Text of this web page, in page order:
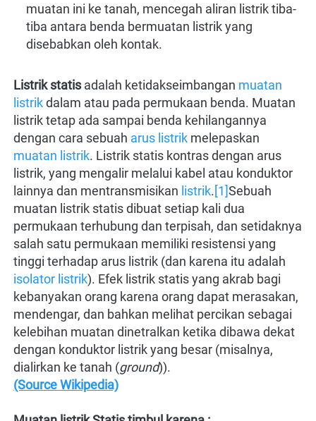
muatan ini ke tanah, mencegah aliran listrik tiba-
tiba antara benda bermuatan listrik yang
disebabkan oleh kontak.
Listrik statis adalah ketidakseimbangan muatan
listrikdalam atau pada permukaan benda. Muatan
listrik tetap ada sampai benda kehilangannya
dengan cara sebuah arus listrik melepaskan
muatan listrik. Listrik statis kontras dengan arus
listrik, yang mengalir melalui kabel atau konduktor
lainnya dan mentransmisikan listrik.[1]Sebuah
muatan listrik statis dibuat setiap kali dua
permukaan terhubung dan terpisah, dan setidaknya
salah satu permukaan memiliki resistensi yang
tinggi terhadap arus listrik (dan karena itu adalah
isolator listrik). Efek listrik statis yang akrab bagi
kebanyakan orang karena orang dapat merasakan,
mendengar, dan bahkan melihat percikan sebagai
kelebihan muatan dinetralkan ketika dibawa dekat
dengan konduktor listrik yang besar (misalnya,
dialirkan ke tanah (ground)).
(Source Wikipedia)